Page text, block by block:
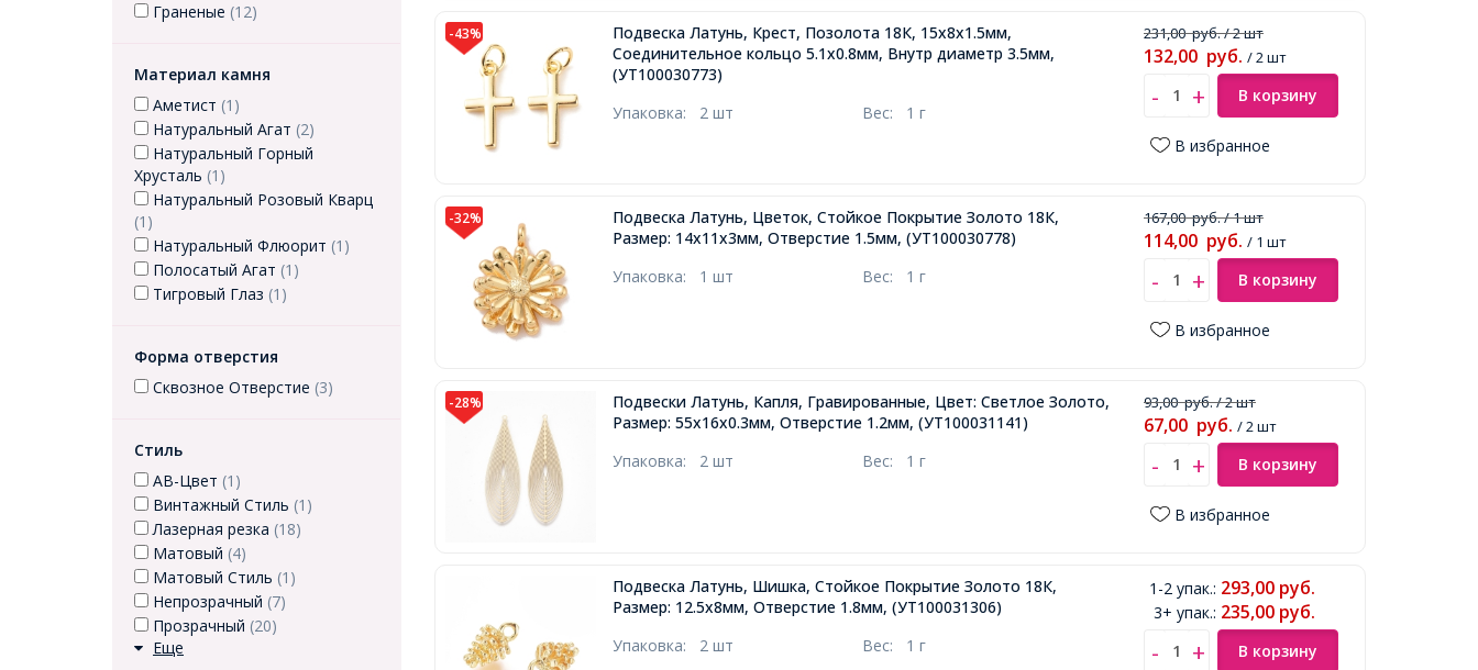
Граненые (12)
Материал камня
Аметист (1)
Натуральный Агат (2)
Натуральный Горный
Хрусталь (1)
Натуральный Розовый Кварц
(1)
Натуральный Флюорит (1)
Полосатый Агат (1)
Тигровый Глаз (1)
Форма отверстия
Сквозное Отверстие (3)
Стиль
АВ-Цвет (1)
Винтажный Стиль (1)
Лазерная резка (18)
Матовый (4)
Матовый Стиль (1)
Непрозрачный (7)
Прозрачный (20)
Еще
-43%
Подвеска Латунь, Крест, Позолота 18К, 15х8х1.5мм,
Соединительное кольцо 5.1х0.8мм, Внутр диаметр 3.5мм,
(УТ100030773)
Упаковка: 2 шт Вес: 1 г
231,00руб./ 2 шт
132,00 руб. / 2 шт
В корзину
В избранное
-32%
Подвеска Латунь, Цветок, Стойкое Покрытие Золото 18К,
Размер: 14х11х3мм, Отверстие 1.5мм, (УТ100030778)
Упаковка: 1 шт Вес: 1 г
167,00руб./ 1 шт
114,00 руб. / 1 шт
В корзину
В избранное
-28%
Подвески Латунь, Капля, Гравированные, Цвет: Светлое Золото,
Размер: 55х16х0.3мм, Отверстие 1.2мм, (УТ100031141)
Упаковка: 2 шт Вес: 1 г
93,00руб./ 2 шт
67,00 руб. / 2 шт
В корзину
В избранное
Подвеска Латунь, Шишка, Стойкое Покрытие Золото 18К,
Размер: 12.5х8мм, Отверстие 1.8мм, (УТ100031306)
Упаковка: 2 шт Вес: 1 г
1-2 упак.: 293,00 руб.
3+ упак.: 235,00 руб.
В корзину